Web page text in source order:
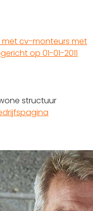
met cv-monteurs met
op 01-01-2011
structuur